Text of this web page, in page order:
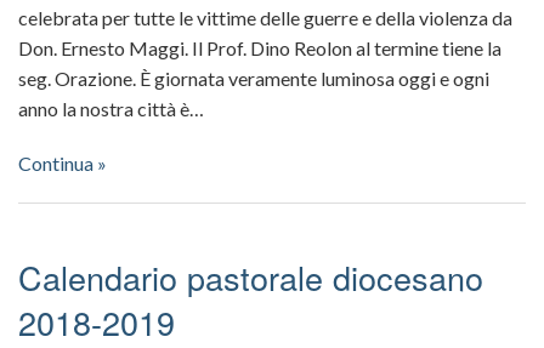
celebrata per tutte le vittime delle guerre e della violenza da
Don. Ernesto Maggi. Il Prof. Dino Reolon al termine tiene la
seg. Orazione. È giornata veramente luminosa oggi e ogni
anno la nostra città è…
Continua »
Calendario pastorale diocesano
2018-2019